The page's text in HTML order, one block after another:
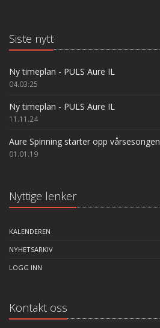
Siste nytt
Ny timeplan - PULS Aure IL
04.03.25
Ny timeplan - PULS Aure IL
11.11.24
Aure Spinning starter opp vårsesongen
01.01.19
Nyttige lenker
KALENDEREN
NYHETSARKIV
LOGG INN
Kontakt oss